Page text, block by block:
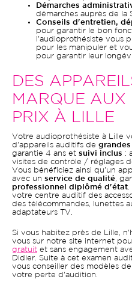
Démarches
démarches auprès de la
Conseils d'entretien,
pour garantir le bon
l'audioprothésiste vous
pour les manipuler et
pour garantir leur
DES
MARQUE AUX
PRIX À LILLE
Votre audioprothésiste à Lille
d'appareils auditifs de grandes
garantie 4 ans et suivi inclus :
visites de contrôle / réglages
Vous bénéficiez ainsi qu'un
avec un service de qualité ,
professionnel diplômé d'état
votre centre auditif des
des télécommandes, lunettes
adaptateurs TV.
Si vous habitez près de Lille,
vous sur notre site internet
gratuit et sans engagement
Didier. Suite à cet examen
vous conseiller des modèles
votre perte d'audition.